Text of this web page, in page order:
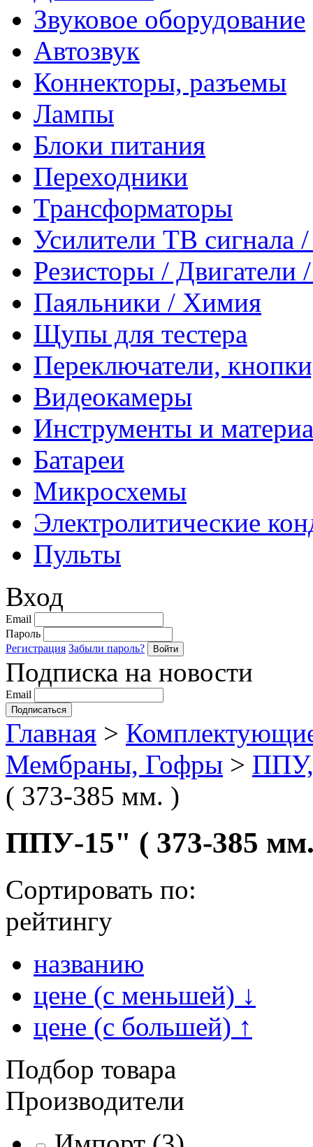
Звуковое оборудование
Автозвук
Коннекторы, разъемы
Лампы
Блоки питания
Переходники
Трансформаторы
Усилители ТВ сигнала
Резисторы /
Паяльники / Химия
Щупы для тестера
Переключатели,
Видеокамеры
Инструменты и
Батареи
Микросхемы
Электролитические
Пульты
Вход
Email
Пароль
Регистрация Забыли пароль?
Подписка на новости
Email
Главная >
Мембраны, Гофры > ППУ,
( 373-385 мм. )
ППУ-15" ( 373-385
Сортировать по:
рейтингу
названию
цене (с меньшей) ↓
цене (с большей) ↑
Подбор товара
Производители